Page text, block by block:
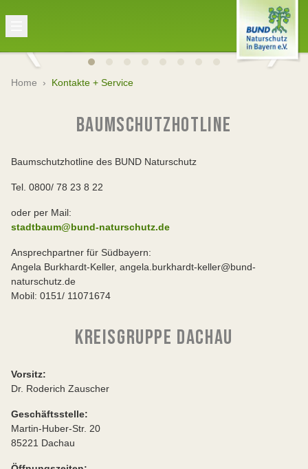
Home › Kontakte + Service
BAUMSCHUTZHOTLINE
Baumschutzhotline des BUND Naturschutz
Tel. 0800/ 78 23 8 22
oder per Mail:
stadtbaum@bund-naturschutz.de
Ansprechpartner für Südbayern:
Angela Burkhardt-Keller, angela.burkhardt-keller@bund-
naturschutz.de
Mobil: 0151/ 11071674
KREISGRUPPE DACHAU
Vorsitz:
Dr. Roderich Zauscher
Geschäftsstelle:
Martin-Huber-Str. 20
85221 Dachau